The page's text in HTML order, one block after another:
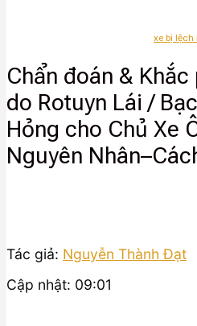
xe bị lệch
Chẩn đoán &
do Rotuyn Lái /
Hỏng cho Chủ Xe
Nguyên
Tác giả: Nguyễn Thành Đạt
Cập nhật: 09:01